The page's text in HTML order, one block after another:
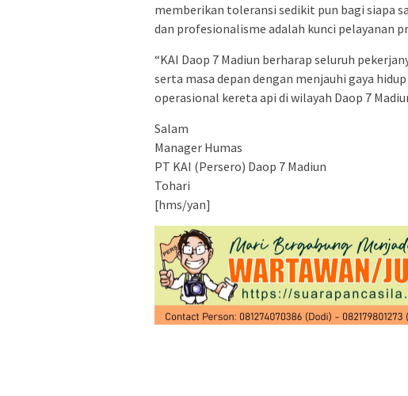
memberikan toleransi sedikit pun bagi siapa
dan profesionalisme adalah kunci pelayanan
“KAI Daop 7 Madiun berharap seluruh
serta masa depan dengan menjauhi gaya
operasional kereta api di wilayah Daop 7
Salam
Manager Humas
PT KAI (Persero) Daop 7 Madiun
Tohari
[hms/yan]